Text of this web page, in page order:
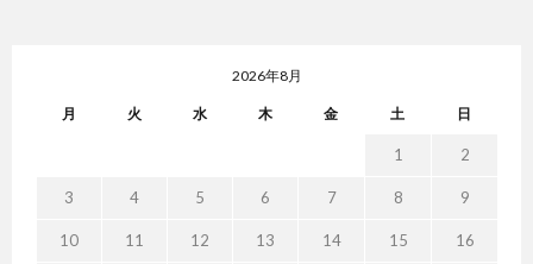
2026年8月
月 火 水 木 金 土 日
1 2
3 4 5 6 7 8 9
10 11 12 13 14 15 16